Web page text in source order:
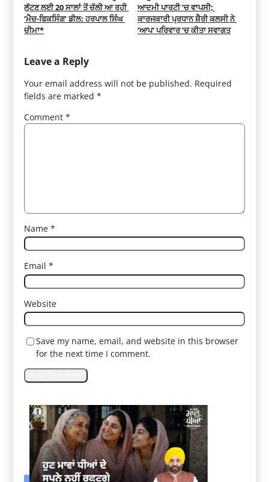
ਲੁੱਟਣ ਲਈ 20 ਸਾਲਾਂ ਤੋਂ ਚੱਲੀ ਆ ਰਹੀ
‘ਮੈਚ-ਫਿਕਸਿੰਗ’ ਡੀਲ: ਹਰਪਾਲ ਸਿੰਘ
ਚੀਮਾ*
ਆਦਮੀ ਪਾਰਟੀ ‘ਚ ਵਾਪਸੀ;
ਕਾਰਜਕਾਰੀ ਪ੍ਰਧਾਨ ਸ਼ੈਰੀ ਕਲਸੀ ਨੇ
‘ਆਪ’ ਪਰਿਵਾਰ ‘ਚ ਕੀਤਾ ਸਵਾਗਤ
Leave a Reply
Your email address will not be published. Required
fields are marked*
Comment*
Name*
Email*
Website
Save my name, email, and website in this browser
for the next time I comment.